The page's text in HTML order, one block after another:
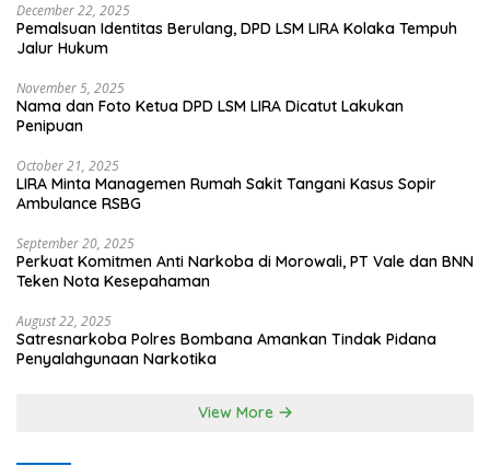
December 22, 2025
Pemalsuan Identitas Berulang, DPD LSM LIRA Kolaka Tempuh
Jalur Hukum
November 5, 2025
Nama dan Foto Ketua DPD LSM LIRA Dicatut Lakukan
Penipuan
October 21, 2025
LIRA Minta Managemen Rumah Sakit Tangani Kasus Sopir
Ambulance RSBG
September 20, 2025
Perkuat Komitmen Anti Narkoba di Morowali, PT Vale dan BNN
Teken Nota Kesepahaman
August 22, 2025
Satresnarkoba Polres Bombana Amankan Tindak Pidana
Penyalahgunaan Narkotika
View More